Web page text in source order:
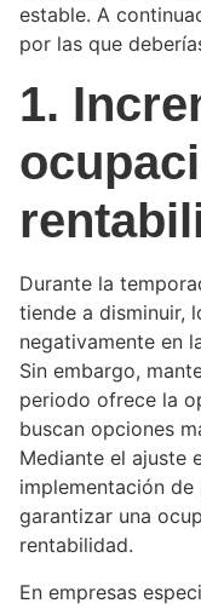
estable. A
por las que
1.
Durante la
tiende a disminuir,
negativamente en
Sin embargo,
periodo ofrece la
buscan opciones
Mediante el ajuste
implementación
garantizar una
rentabilidad.
En empresas